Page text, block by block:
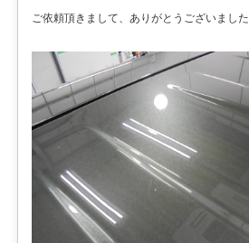
ご依頼頂きまして、ありがとうございました